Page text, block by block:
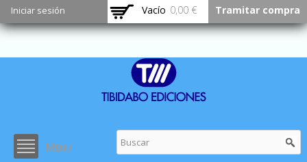
Pasar al
contenido
principal
Iniciar sesión Vacío 0,00 € Tramitar compra
Menu